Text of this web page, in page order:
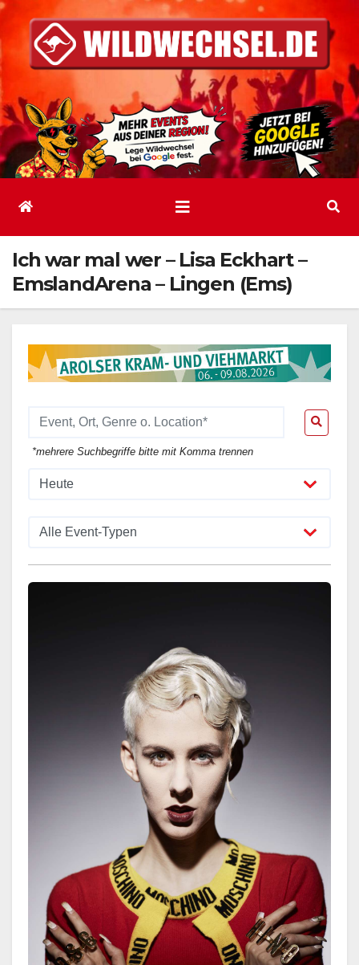
Inhalt
springen
Ich war mal wer – Lisa Eckhart –
EmslandArena – Lingen (Ems)
*mehrere Suchbegriffe bitte mit Komma trennen